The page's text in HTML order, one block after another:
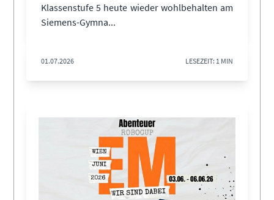
Klassenstufe 5 heute wieder wohlbehalten am
Siemens-Gymna...
01.07.2026 LESEZEIT: 1 MIN